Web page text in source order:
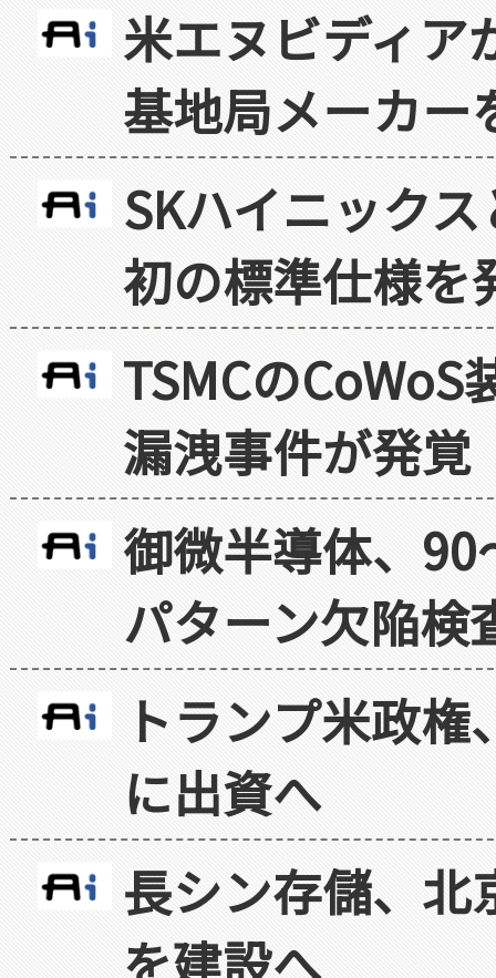
米エヌビディア
基地局メーカー
SKハイニック
初の標準仕様を
TSMCの
漏洩事件が発覚
御微半導体、
パターン欠陥検
トランプ米政
に出資へ
長シン存儲、北
を建設へ